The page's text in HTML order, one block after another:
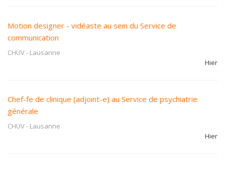
Motion designer - vidéaste au sein du Service de
communication
CHUV- Lausanne
Hier
Chef-fe de clinique (adjoint-e) au Service de psychiatrie
générale
CHUV- Lausanne
Hier